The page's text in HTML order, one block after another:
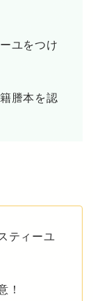
ユをつけ
謄本を認
ティーユ
！